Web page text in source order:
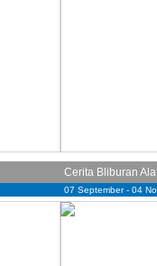
Cerita Bliburan
07 September - 04